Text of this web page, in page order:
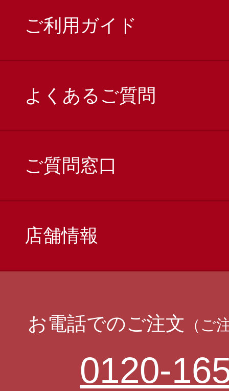
ご利用ガイド
よくあるご質問
ご質問窓口
店舗情報
お電話でのご注文 （ご
0120-